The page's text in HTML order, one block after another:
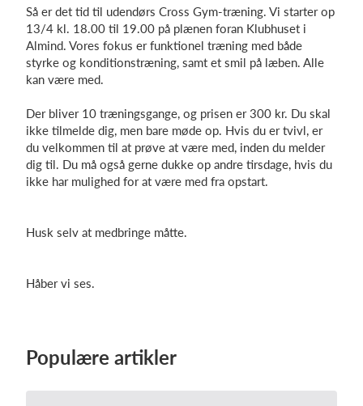
Billetsystem
Hvad koster det?
Log på
Så er det tid til udendørs Cross Gym-træning. Vi starter op
13/4 kl. 18.00 til 19.00 på plænen foran Klubhuset i
Almind. Vores fokus er funktionel træning med både
styrke og konditionstræning, samt et smil på læben. Alle
kan være med.
Der bliver 10 træningsgange, og prisen er 300 kr. Du skal
ikke tilmelde dig, men bare møde op. Hvis du er tvivl, er
du velkommen til at prøve at være med, inden du melder
dig til. Du må også gerne dukke op andre tirsdage, hvis du
ikke har mulighed for at være med fra opstart.
Husk selv at medbringe måtte.
Håber vi ses.
Populære artikler